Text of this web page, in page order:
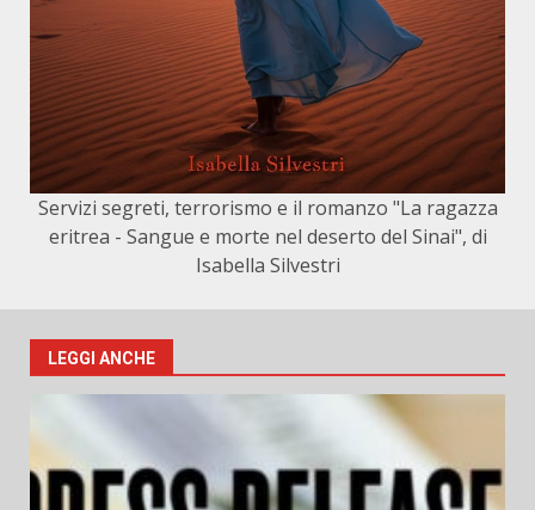
Servizi segreti, terrorismo e il romanzo "La ragazza
eritrea - Sangue e morte nel deserto del Sinai", di
Isabella Silvestri
LEGGI ANCHE